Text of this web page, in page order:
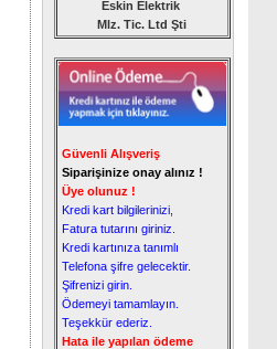
Eskin Elektrik
Mlz. Tic. Ltd Şti
Güvenli Alışveriş
Siparişinize onay alınız !
Üye olunuz !
Kredi kart bilgilerinizi,
Fatura tutarını giriniz.
Kredi kartınıza tanımlı
Telefona şifre gelecektir.
Şifrenizi girin.
Ödemeyi tamamlayın.
Teşekkür ederiz.
Hata ile yapılan ödeme